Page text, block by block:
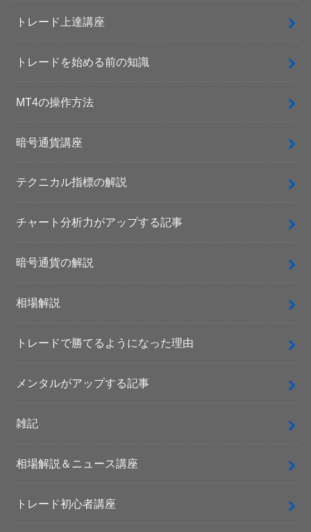
トレード上達講座
トレードを始める前の知識
MT4の操作方法
暗号通貨講座
テクニカル指標の解説
チャート分析力がアップする記事
暗号通貨の解説
相場解説
トレードで勝てるようになった理由
メンタルがアップする記事
雑記
相場解説＆ニュース講座
トレード初心者講座